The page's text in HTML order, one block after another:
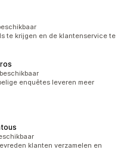
te krijgen en de klantenservice te
enquêtes leveren meer
klanten verzamelen en